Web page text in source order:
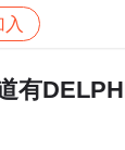
入
有